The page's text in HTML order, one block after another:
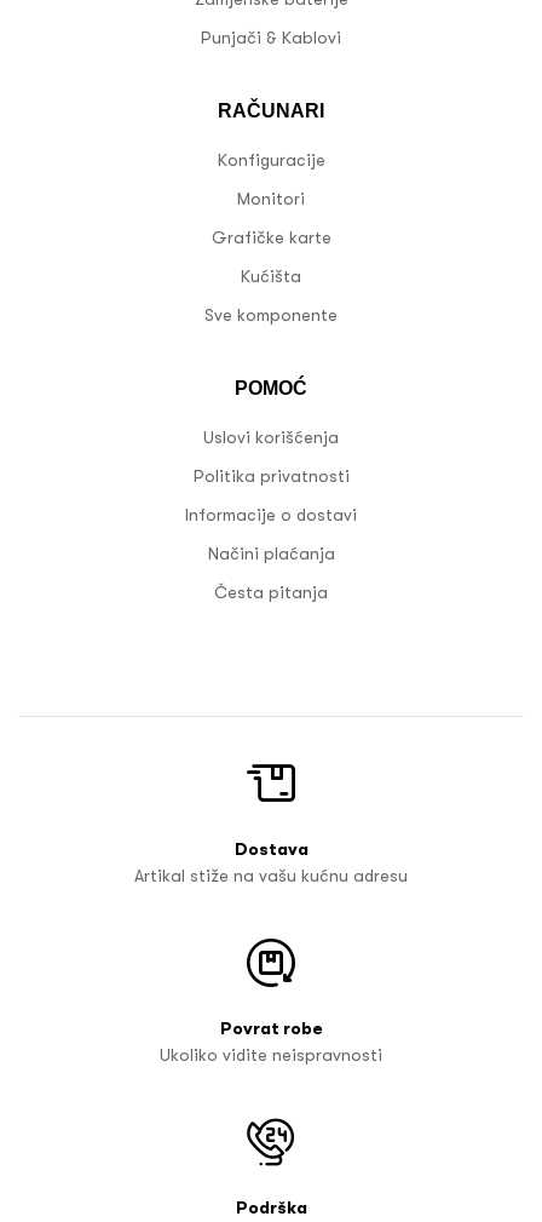
Punjači & Kablovi
RAČUNARI
Konfiguracije
Monitori
Grafičke karte
Kućišta
Sve komponente
POMOĆ
Uslovi korišćenja
Politika privatnosti
Informacije o dostavi
Načini plaćanja
Česta pitanja
Dostava
Artikal stiže na vašu kućnu adresu
Povrat robe
Ukoliko vidite neispravnosti
Podrška